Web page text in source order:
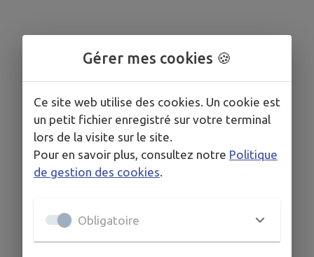
Gérer mes cookies 🍪
Ce site web utilise des cookies. Un cookie est
un petit fichier enregistré sur votre terminal
lors de la visite sur le site.
Pour en savoir plus, consultez notre Politique
de gestion des cookies.
Obligatoire